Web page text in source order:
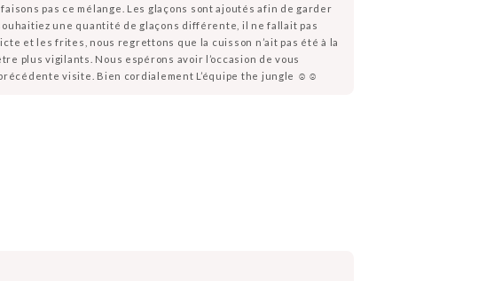
pas ce mélange. Les glaçons sont ajoutés afin de garder
une quantité de glaçons différente, il ne fallait pas
et les frites, nous regrettons que la cuisson n’ait pas été à la
plus vigilants. Nous espérons avoir l’occasion de vous
visite. Bien cordialement L’équipe the jungle ☺️☺️